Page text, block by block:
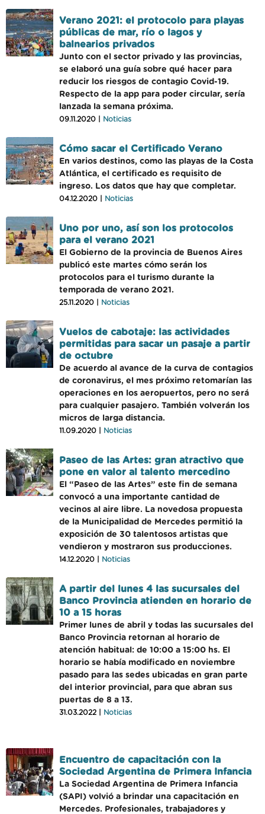
Verano 2021: el protocolo para playas
públicas de mar, río o lagos y
balnearios privados
Junto con el sector privado y las provincias,
se elaboró una guía sobre qué hacer para
reducir los riesgos de contagio Covid-19.
Respecto de la app para poder circular, sería
lanzada la semana próxima.
09.11.2020 | Noticias
Cómo sacar el Certificado Verano
En varios destinos, como las playas de la Costa
Atlántica, el certificado es requisito de
ingreso. Los datos que hay que completar.
04.12.2020 | Noticias
Uno por uno, así son los protocolos
para el verano 2021
El Gobierno de la provincia de Buenos Aires
publicó este martes cómo serán los
protocolos para el turismo durante la
temporada de verano 2021.
25.11.2020 | Noticias
Vuelos de cabotaje: las actividades
permitidas para sacar un pasaje a partir
de octubre
De acuerdo al avance de la curva de contagios
de coronavirus, el mes próximo retomarían las
operaciones en los aeropuertos, pero no será
para cualquier pasajero. También volverán los
micros de larga distancia.
11.09.2020 | Noticias
Paseo de las Artes: gran atractivo que
pone en valor al talento mercedino
El “Paseo de las Artes” este fin de semana
convocó a una importante cantidad de
vecinos al aire libre. La novedosa propuesta
de la Municipalidad de Mercedes permitió la
exposición de 30 talentosos artistas que
vendieron y mostraron sus producciones.
14.12.2020 | Noticias
A partir del lunes 4 las sucursales del
Banco Provincia atienden en horario de
10 a 15 horas
Primer lunes de abril y todas las sucursales del
Banco Provincia retornan al horario de
atención habitual: de 10:00 a 15:00 hs. El
horario se había modificado en noviembre
pasado para las sedes ubicadas en gran parte
del interior provincial, para que abran sus
puertas de 8 a 13.
31.03.2022 | Noticias
Encuentro de capacitación con la
Sociedad Argentina de Primera Infancia
La Sociedad Argentina de Primera Infancia
(SAPI) volvió a brindar una capacitación en
Mercedes. Profesionales, trabajadores y